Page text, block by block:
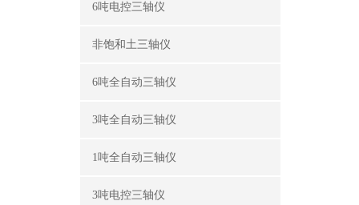
6吨电控三轴仪
非饱和土三轴仪
6吨全自动三轴仪
3吨全自动三轴仪
1吨全自动三轴仪
3吨电控三轴仪